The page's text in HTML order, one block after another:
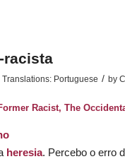
racista
Translations: Portuguese / by
Racist, The
heresia. Percebo o erro